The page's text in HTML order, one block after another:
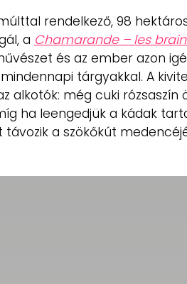
rendelkező, 98
a Chamarande – les
és az ember azon
tárgyakkal. A
alkotók: még cuki rózsaszín
ha leengedjük a kádak
a szökőkút